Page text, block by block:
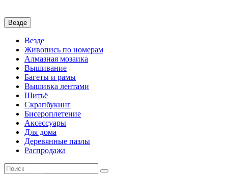
Везде
Везде
Живопись по номерам
Алмазная мозаика
Вышивание
Багеты и рамы
Вышивка лентами
Шитьё
Скрапбукинг
Бисероплетение
Аксессуары
Для дома
Деревянные пазлы
Распродажа